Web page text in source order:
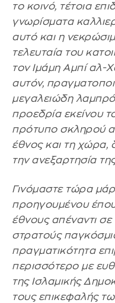
το κοινό, τέτοια
γνωρίσματα
αυτό και η
τελευταία του
τον Ιμάμη Αμπί αλ-
αυτόν,
μεγαλειώδη
προεδρία εκείνου
πρότυπο σκληρού
έθνος και τη χώρα,
την ανεξαρτησία
Γινόμαστε τώρα
προηγουμένου
έθνους απέναντι
στρατούς
πραγματικότητα
περισσότερο με
της Ισλαμικής
τους επικεφαλής